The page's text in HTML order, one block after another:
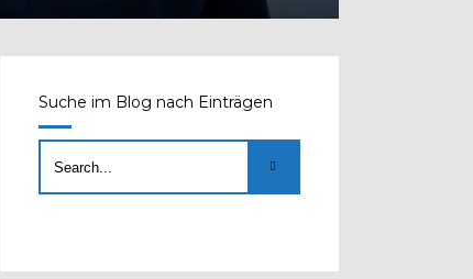
Suche im Blog nach Einträgen